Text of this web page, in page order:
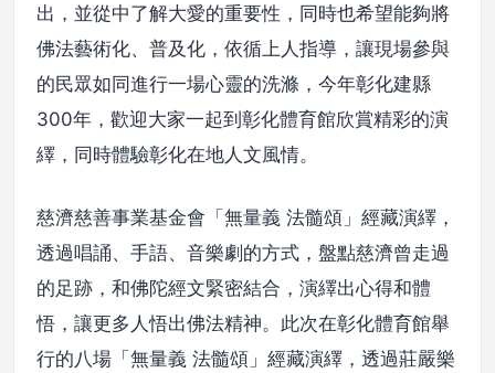
出，並從中了解大愛的重要性，同時也希望能夠將
佛法藝術化、普及化，依循上人指導，讓現場參與
的民眾如同進行一場心靈的洗滌，今年彰化建縣
300年，歡迎大家一起到彰化體育館欣賞精彩的演
繹，同時體驗彰化在地人文風情。
慈濟慈善事業基金會「無量義 法髓頌」經藏演繹，
透過唱誦、手語、音樂劇的方式，盤點慈濟曾走過
的足跡，和佛陀經文緊密結合，演繹出心得和體
悟，讓更多人悟出佛法精神。此次在彰化體育館舉
行的八場「無量義 法髓頌」經藏演繹，透過莊嚴樂